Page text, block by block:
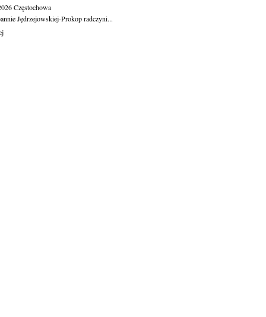
Częstochowa
Jędrzejowskiej-Prokop radczyni...